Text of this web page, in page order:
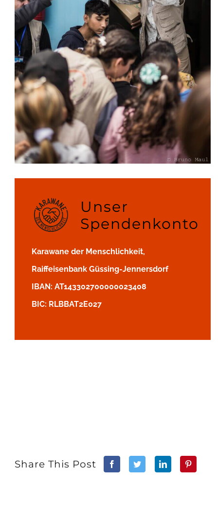
Unser
Spendenkonto
Karawane der Menschlichkeit,
Raiffeisenbank Güssing-Jennersdorf
IBAN: AT143302700000023408
BIC: RLBBAT2E027
Share This Post